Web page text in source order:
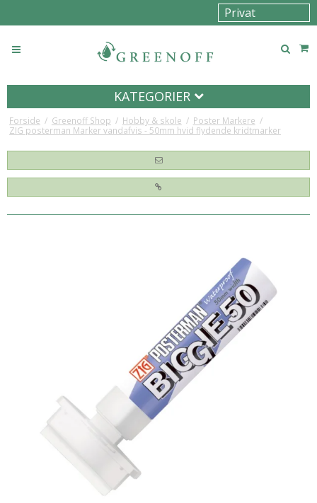
KATEGORIER
Forside / Greenoff Shop / Hobby & skole / Poster Markere /
ZIG posterman Marker vandafvis - 50mm hvid flydende kridtmarker